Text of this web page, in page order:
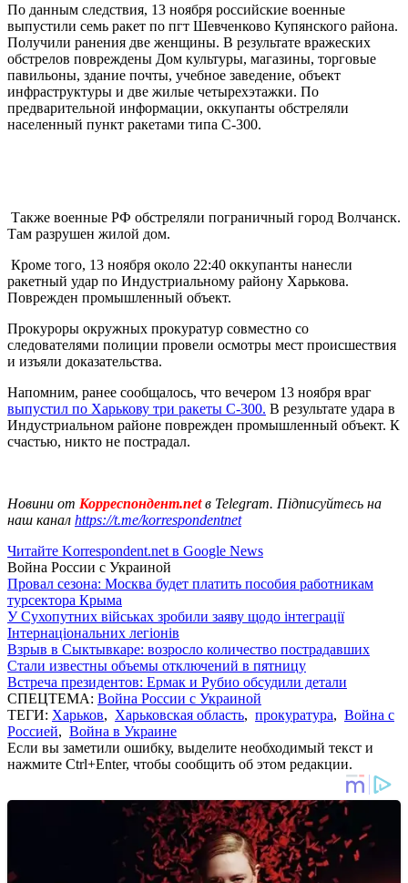
По данным следствия, 13 ноября российские военные
выпустили семь ракет по пгт Шевченково Купянского района.
Получили ранения две женщины. В результате вражеских
обстрелов повреждены Дом культуры, магазины, торговые
павильоны, здание почты, учебное заведение, объект
инфраструктуры и две жилые четырехэтажки. По
предварительной информации, оккупанты обстреляли
населенный пункт ракетами типа С-300.
Также военные РФ обстреляли пограничный город Волчанск.
Там разрушен жилой дом.
Кроме того, 13 ноября около 22:40 оккупанты нанесли
ракетный удар по Индустриальному району Харькова.
Поврежден промышленный объект.
Прокуроры окружных прокуратур совместно со
следователями полиции провели осмотры мест происшествия
и изъяли доказательства.
Напомним, ранее сообщалось, что вечером 13 ноября враг
выпустил по Харькову три ракеты С-300. В результате удара в
Индустриальном районе поврежден промышленный объект. К
счастью, никто не пострадал.
Новини от Корреспондент.netв Telegram. Підписуйтесь на
наш канал https://t.me/korrespondentnet
Читайте Korrespondent.net в Google News
Война России с Украиной
Провал сезона: Москва будет платить пособия работникам
турсектора Крыма
У Сухопутних військах зробили заяву щодо інтеграції
Інтернаціональних легіонів
Взрыв в Сыктывкаре: возросло количество пострадавших
Стали известны объемы отключений в пятницу
Встреча президентов: Ермак и Рубио обсудили детали
СПЕЦТЕМА: Война России с Украиной
ТЕГИ: Харьков, Харьковская область, прокуратура, Война с
Россией, Война в Украине
Если вы заметили ошибку, выделите необходимый текст и
нажмите Ctrl+Enter, чтобы сообщить об этом редакции.